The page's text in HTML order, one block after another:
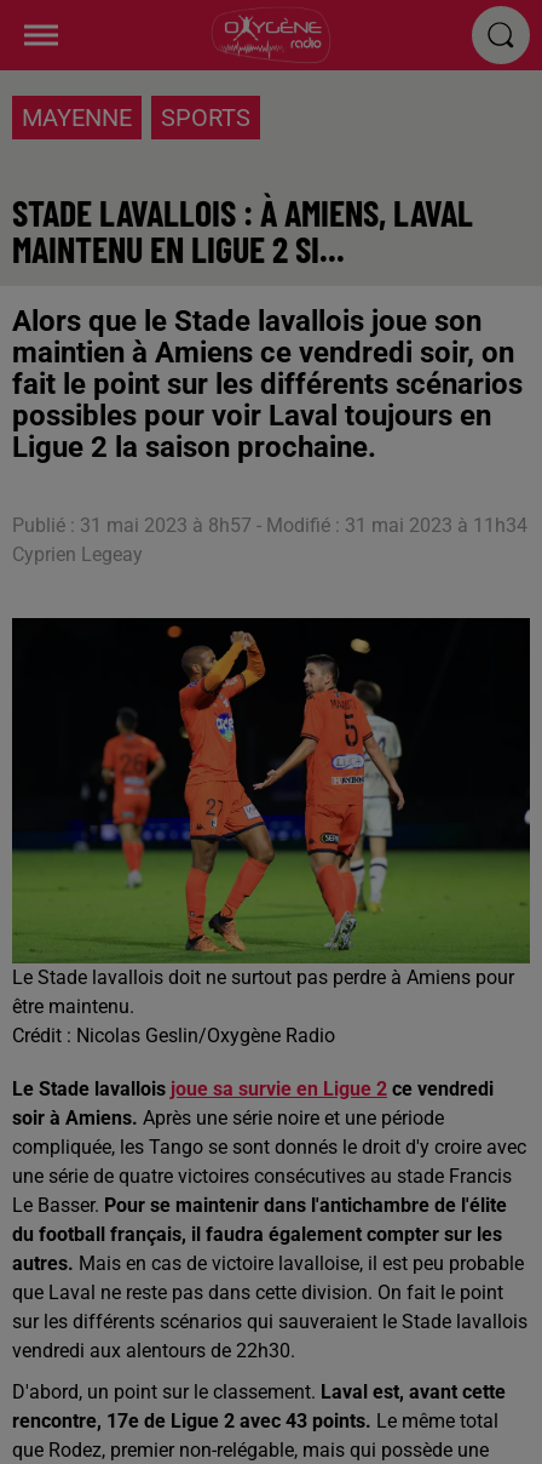
MAYENNE SPORTS
STADE LAVALLOIS : À AMIENS, LAVAL
MAINTENU EN LIGUE 2 SI...
Alors que le Stade lavallois joue son
maintien à Amiens ce vendredi soir, on
fait le point sur les différents scénarios
possibles pour voir Laval toujours en
Ligue 2 la saison prochaine.
Publié : 31 mai 2023 à 8h57 - Modifié : 31 mai 2023 à 11h34
Cyprien Legeay
Le Stade lavallois doit ne surtout pas perdre à Amiens pour
être maintenu.
Crédit : Nicolas Geslin/Oxygène Radio
Le Stade lavallois joue sa survie en Ligue 2 ce vendredi
soir à Amiens. Après une série noire et une période
compliquée, les Tango se sont donnés le droit d'y croire avec
une série de quatre victoires consécutives au stade Francis
Le Basser. Pour se maintenir dans l'antichambre de l'élite
du football français, il faudra également compter sur les
autres. Mais en cas de victoire lavalloise, il est peu probable
que Laval ne reste pas dans cette division. On fait le point
sur les différents scénarios qui sauveraient le Stade lavallois
vendredi aux alentours de 22h30.
D'abord, un point sur le classement. Laval est, avant cette
rencontre, 17e de Ligue 2 avec 43 points. Le même total
que Rodez, premier non-relégable, mais qui possède une